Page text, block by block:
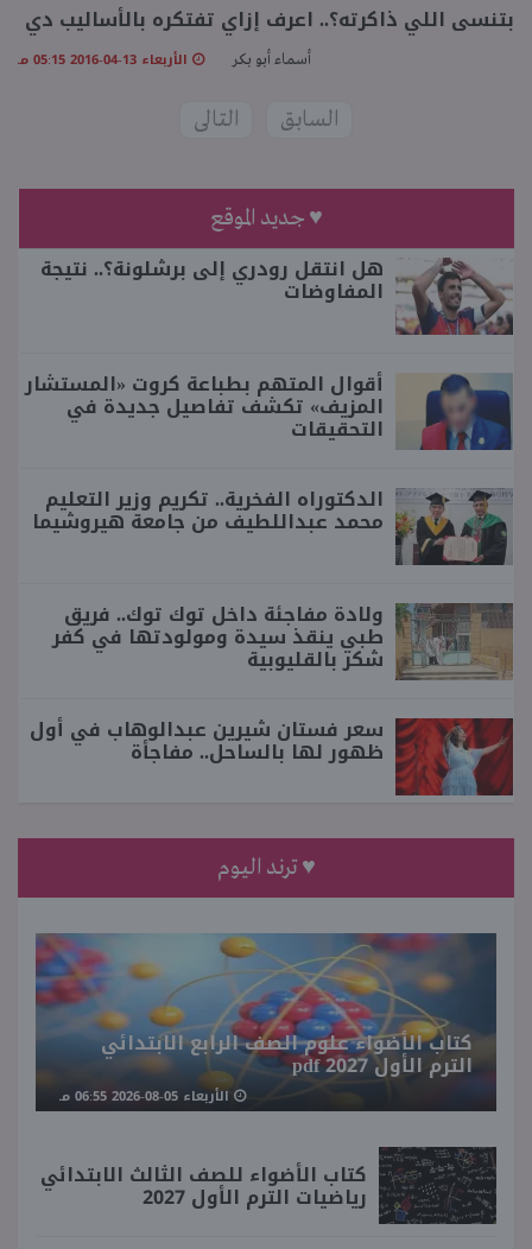
بتنسى اللي ذاكرته؟.. اعرف إزاي تفتكره بالأساليب دي
أسماء أبو بكر الأربعاء 13-04-2016 05:15 مـ
السابق التالى
♥ جديد الموقع
هل انتقل رودري إلى برشلونة؟.. نتيجة
المفاوضات
أقوال المتهم بطباعة كروت «المستشار
المزيف» تكشف تفاصيل جديدة في
التحقيقات
الدكتوراه الفخرية.. تكريم وزير التعليم
محمد عبداللطيف من جامعة هيروشيما
ولادة مفاجئة داخل توك توك.. فريق
طبي ينقذ سيدة ومولودتها في كفر
شكر بالقليوبية
سعر فستان شيرين عبدالوهاب في أول
ظهور لها بالساحل.. مفاجأة
♥ ترند اليوم
كتاب الأضواء علوم الصف الرابع الابتدائي
الترم الأول 2027 pdf
الأربعاء 05-08-2026 06:55 مـ
كتاب الأضواء للصف الثالث الابتدائي
رياضيات الترم الأول 2027